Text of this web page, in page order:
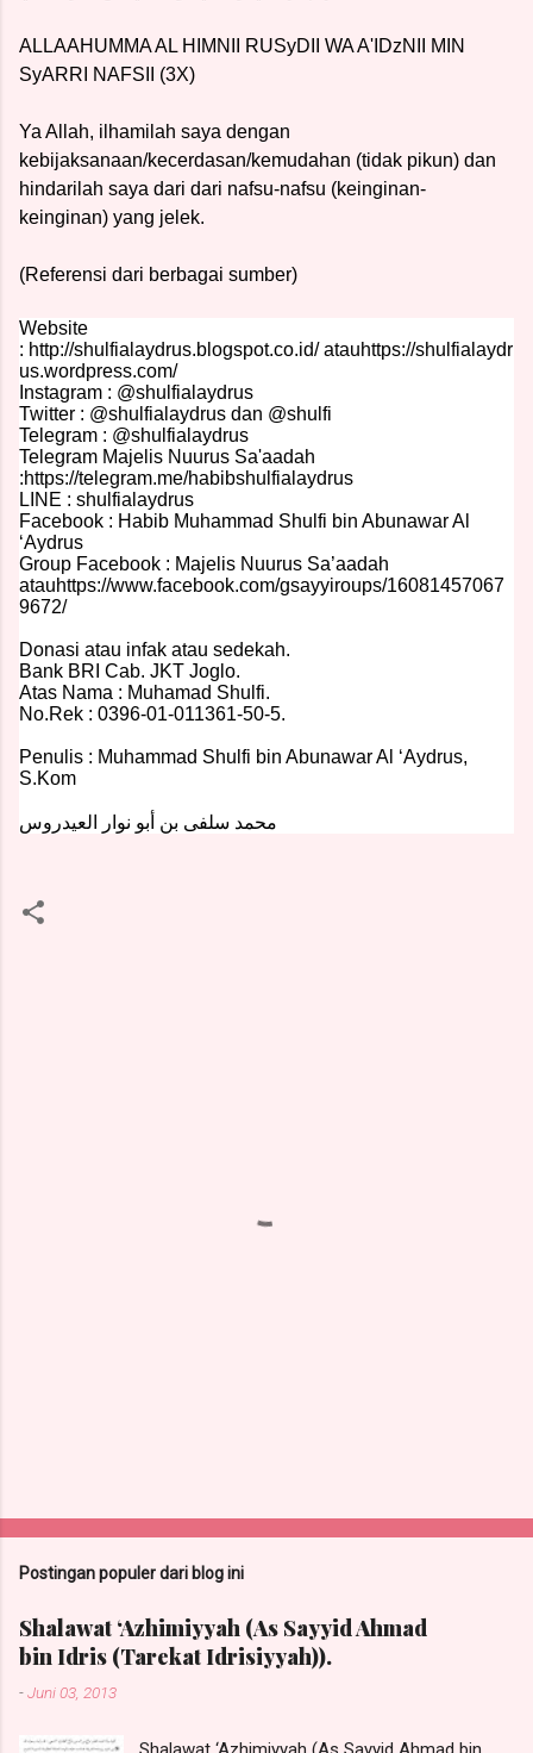
ALLAAHUMMA AL HIMNII RUSyDII WA A'IDzNII MIN
SyARRI NAFSII (3X)
Ya Allah, ilhamilah saya dengan
kebijaksanaan/kecerdasan/kemudahan (tidak pikun) dan
hindarilah saya dari dari nafsu-nafsu (keinginan-
keinginan) yang jelek.
(Referensi dari berbagai sumber)
Website
: http://shulfialaydrus.blogspot.co.id/atauhttps://shulfialaydr
us.wordpress.com/
Instagram : @shulfialaydrus
Twitter : @shulfialaydrus dan @shulfi
Telegram : @shulfialaydrus
Telegram Majelis Nuurus Sa'aadah
:https://telegram.me/habibshulfialaydrus
LINE : shulfialaydrus
Facebook : Habib Muhammad Shulfi bin Abunawar Al
‘Aydrus
Group Facebook : Majelis Nuurus Sa’aadah
atauhttps://www.facebook.com/gsayyiroups/16081457067
9672/
Donasi atau infak atau sedekah.
Bank BRI Cab. JKT Joglo.
Atas Nama : Muhamad Shulfi.
No.Rek : 0396-01-011361-50-5.
Penulis : Muhammad Shulfi bin Abunawar Al ‘Aydrus,
S.Kom
محمد سلفى بن أبو نوار العيدروس
Postingan populer dari blog ini
Shalawat ‘Azhimiyyah (As Sayyid Ahmad
bin Idris (Tarekat Idrisiyyah)).
-Juni 03, 2013